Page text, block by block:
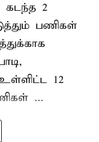
கடந்த 2
பணிகள்
12
...